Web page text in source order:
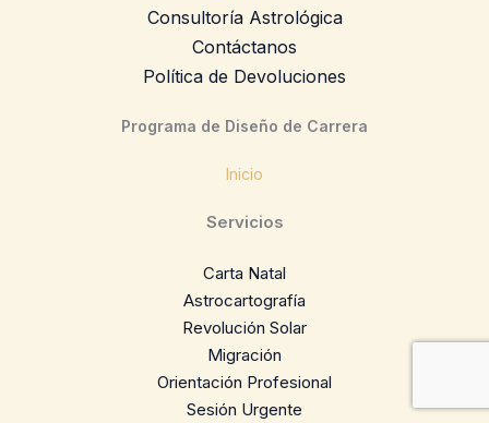
Consultoría Astrológica
Contáctanos
Política de Devoluciones
Programa de Diseño de Carrera
Inicio
Servicios
Carta Natal
Astrocartografía
Revolución Solar
Migración
Orientación Profesional
Sesión Urgente